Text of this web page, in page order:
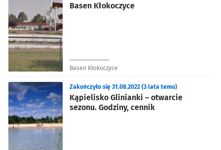
Basen Kłokoczyce
Basen Kłokoczyce
Kąpielisko Glinianki – otwarcie
sezonu. Godziny, cennik
Zakończyło się 31.08.2022 (3 lata temu)